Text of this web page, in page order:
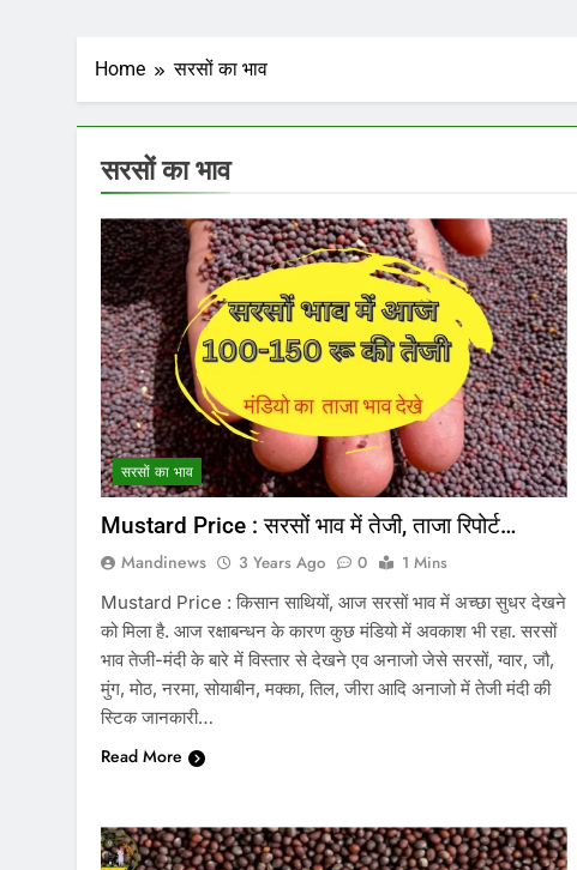
Home सरसों का भाव
सरसों का भाव
सरसों का भाव
Mustard Price : सरसों भाव में तेजी, ताजा रिपोर्ट…
Mandinews 3 Years Ago 0
1 Mins
Mustard Price : किसान साथियों, आज सरसों भाव में अच्छा सुधर देखने
को मिला है. आज रक्षाबन्धन के कारण कुछ मंडियो में अवकाश भी रहा. सरसों
भाव तेजी-मंदी के बारे में विस्तार से देखने एव अनाजो जेसे सरसों, ग्वार, जौ,
मुंग, मोठ, नरमा, सोयाबीन, मक्का, तिल, जीरा आदि अनाजो में तेजी मंदी की
स्टिक जानकारी…
Read More